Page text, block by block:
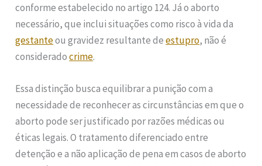
conforme estabelecido no artigo 124. Já o aborto
necessário, que inclui situações como risco à vida da
gestanteou gravidez resultante deestupro, não é
consideradocrime.
Essa distinção busca equilibrar a punição com a
necessidade de reconhecer as circunstâncias em que o
aborto pode ser justificado por razões médicas ou
éticas legais. O tratamento diferenciado entre
detenção e a não aplicação de pena em casos de aborto